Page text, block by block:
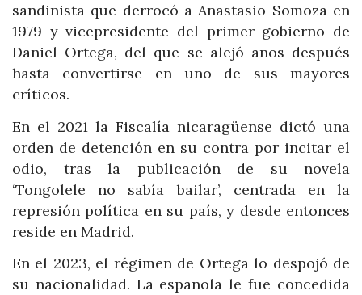
sandinista que derrocó a Anastasio Somoza en
1979 y vicepresidente del primer gobierno de
Daniel Ortega, del que se alejó años después
hasta convertirse en uno de sus mayores
críticos.
En el 2021 la Fiscalía nicaragüense dictó una
orden de detención en su contra por incitar el
odio, tras la publicación de su novela
‘Tongolele no sabía bailar’, centrada en la
represión política en su país, y desde entonces
reside en Madrid.
En el 2023, el régimen de Ortega lo despojó de
su nacionalidad. La española le fue concedida